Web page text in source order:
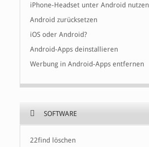
iPhone-Headset unter Android nutzen
Android zurücksetzen
iOS oder Android?
Android-Apps deinstallieren
Werbung in Android-Apps entfernen
SOFTWARE
22find löschen